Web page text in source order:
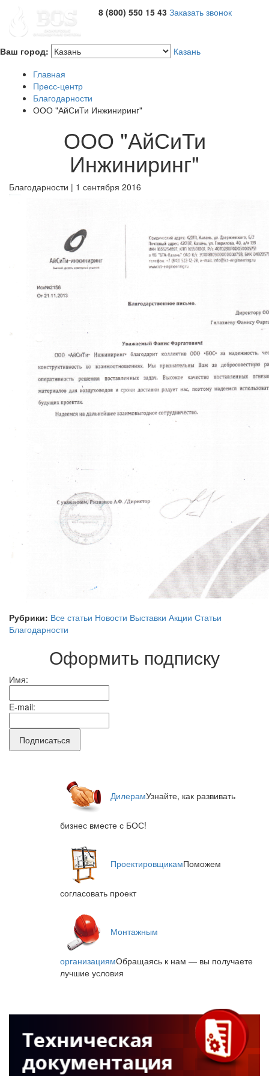
8 (800) 550 15 43Заказать звонок
Ваш город:
Казань
Главная
Пресс-центр
Благодарности
ООО "АйСиТи Инжиниринг"
ООО "АйСиТи
Инжиниринг"
Благодарности | 1 сентября 2016
Рубрики: Все статьи Новости Выставки Акции Статьи
Благодарности
Оформить подписку
Имя:
E-mail:
ДилерамУзнайте, как развивать
бизнес вместе с БОС!
ПроектировщикамПоможем
согласовать проект
Монтажным
организациямОбращаясь к нам — вы получаете
лучшие условия